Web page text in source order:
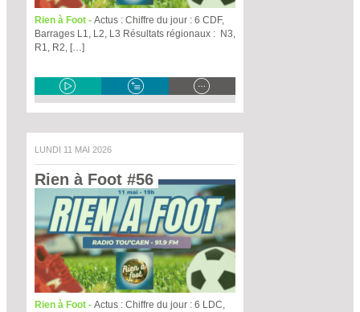
Rien à Foot - Actus : Chiffre du jour : 6 CDF,
Barrages L1, L2, L3 Résultats régionaux : N3,
R1, R2, […]
LUNDI 11 MAI 2026
Rien à Foot #56
Rien à Foot - Actus : Chiffre du jour : 6 LDC,